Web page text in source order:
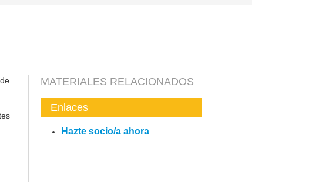
MATERIALES RELACIONADOS
Enlaces
Hazte socio/a ahora